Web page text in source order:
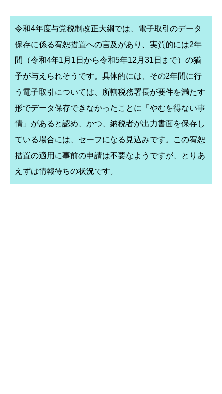
令和4年度与党税制改正大綱では、電子取引のデータ
保存に係る宥恕措置への言及があり、実質的には2年
間（令和4年1月1日から令和5年12月31日まで）の猶
予が与えられそうです。具体的には、その2年間に行
う電子取引については、所轄税務署長が要件を満たす
形でデータ保存できなかったことに「やむを得ない事
情」があると認め、かつ、納税者が出力書面を保存し
ている場合には、セーフになる見込みです。この宥恕
措置の適用に事前の申請は不要なようですが、とりあ
えずは情報待ちの状況です。